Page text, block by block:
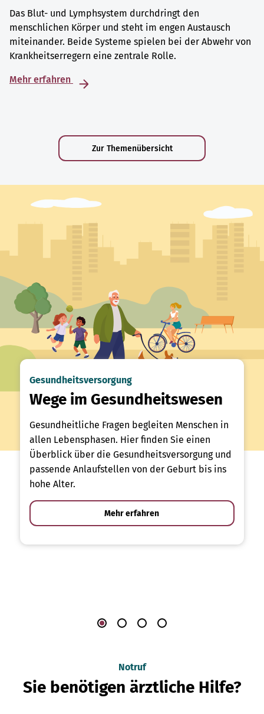
Das Blut- und Lymphsystem durchdringt den
menschlichen Körper und steht im engen Austausch
miteinander. Beide Systeme spielen bei der Abwehr von
Krankheitserregern eine zentrale Rolle.
Mehr erfahren
Zur Themenübersicht
Gesundheitsversorgung
Wege im Gesundheitswesen
Gesundheitliche Fragen begleiten Menschen in
allen Lebensphasen. Hier finden Sie einen
Überblick über die Gesundheitsversorgung und
passende Anlaufstellen von der Geburt bis ins
hohe Alter.
Mehr erfahren
Notruf
Sie benötigen ärztliche Hilfe?